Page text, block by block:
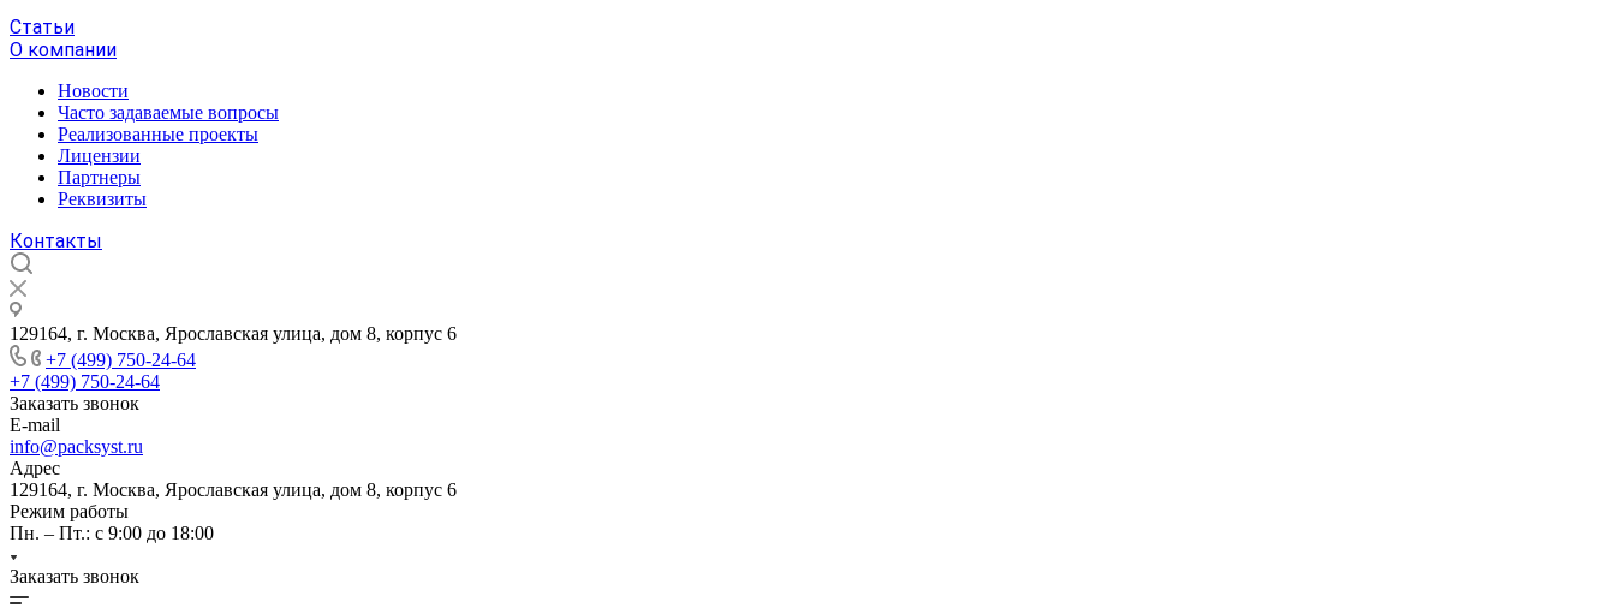
Статьи
О компании
Новости
Часто задаваемые вопросы
Реализованные проекты
Лицензии
Партнеры
Реквизиты
Контакты
129164, г. Москва, Ярославская улица, дом 8, корпус 6
+7 (499) 750-24-64
+7 (499) 750-24-64
Заказать звонок
E-mail
info@packsyst.ru
Адрес
129164, г. Москва, Ярославская улица, дом 8, корпус 6
Режим работы
Пн. – Пт.: с 9:00 до 18:00
Заказать звонок